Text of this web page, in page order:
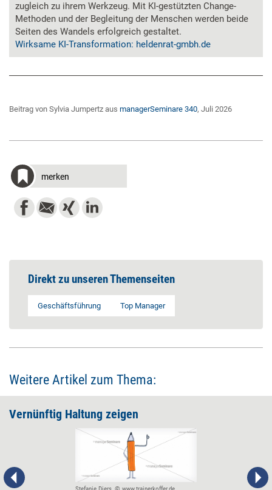
zugleich zu ihrem Werkzeug. Mit KI-gestützten Change-
Methoden und der Begleitung der Menschen werden beide
Seiten des Wandels erfolgreich gestaltet.
Wirksame KI-Transformation: heldenrat-gmbh.de
Beitrag von Sylvia Jumpertz aus managerSeminare 340, Juli 2026
merken
Direkt zu unseren Themenseiten
Geschäftsführung Top Manager
Weitere Artikel zum Thema:
Vernünftig Haltung zeigen